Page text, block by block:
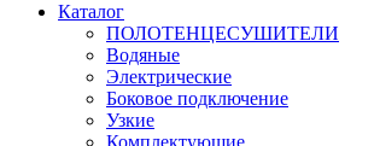
Каталог
ПОЛОТЕНЦЕСУШИТЕЛИ
Водяные
Электрические
Боковое подключение
Узкие
Комплектующие